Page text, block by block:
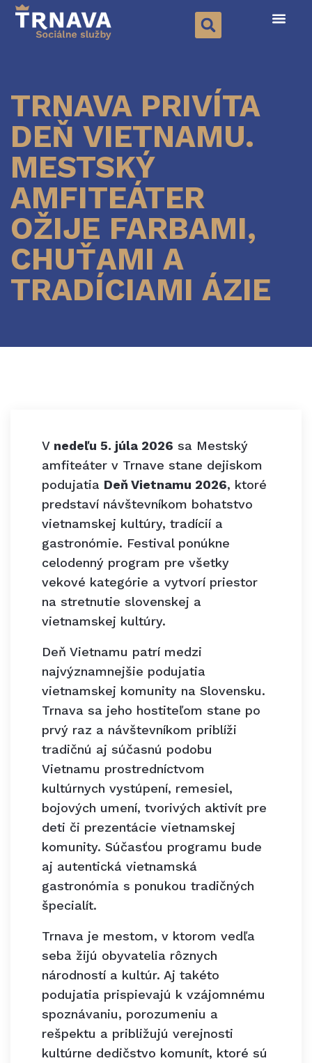
TRNAVA PRIVÍTA
DEŇ VIETNAMU.
MESTSKÝ
AMFITEÁTER
OŽIJE FARBAMI,
CHUŤAMI A
TRADÍCIAMI ÁZIE
V nedeľu 5. júla 2026 sa Mestský
amfiteáter v Trnave stane dejiskom
podujatia Deň Vietnamu 2026, ktoré
predstaví návštevníkom bohatstvo
vietnamskej kultúry, tradícií a
gastronómie. Festival ponúkne
celodenný program pre všetky
vekové kategórie a vytvorí priestor
na stretnutie slovenskej a
vietnamskej kultúry.
Deň Vietnamu patrí medzi
najvýznamnejšie podujatia
vietnamskej komunity na Slovensku.
Trnava sa jeho hostiteľom stane po
prvý raz a návštevníkom priblíži
tradičnú aj súčasnú podobu
Vietnamu prostredníctvom
kultúrnych vystúpení, remesiel,
bojových umení, tvorivých aktivít pre
deti či prezentácie vietnamskej
komunity. Súčasťou programu bude
aj autentická vietnamská
gastronómia s ponukou tradičných
špecialít.
Trnava je mestom, v ktorom vedľa
seba žijú obyvatelia rôznych
národností a kultúr. Aj takéto
podujatia prispievajú k vzájomnému
spoznávaniu, porozumeniu a
rešpektu a približujú verejnosti
kultúrne dedičstvo komunít, ktoré sú